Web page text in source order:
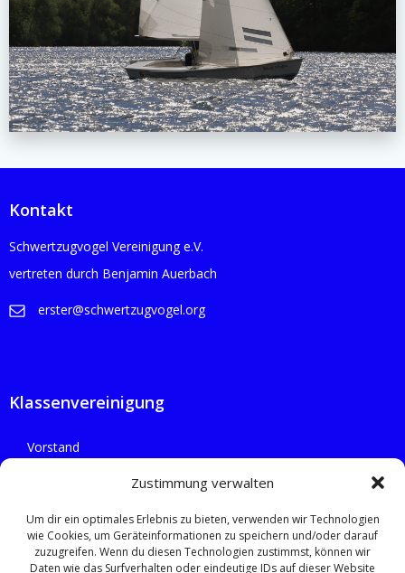
Zustimmung verwalten
Um dir ein optimales Erlebnis zu bieten, verwenden wir Technologien
wie Cookies, um Geräteinformationen zu speichern und/oder darauf
zuzugreifen. Wenn du diesen Technologien zustimmst, können wir
Daten wie das Surfverhalten oder eindeutige IDs auf dieser Website
Kontakt
Schwertzugvogel Vereinigung e.V.
vertreten durch Benjamin Auerbach
erster@schwertzugvogel.org
Klassenvereinigung
Vorstand
Rechtliches